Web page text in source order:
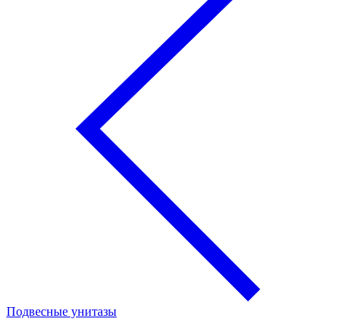
Подвесные унитазы